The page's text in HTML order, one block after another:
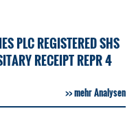
PLC REGISTERED SHS
RECEIPT REPR 4
mehr Analysen